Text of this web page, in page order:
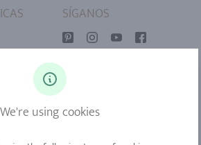
SÍGANOS
We're using cookies